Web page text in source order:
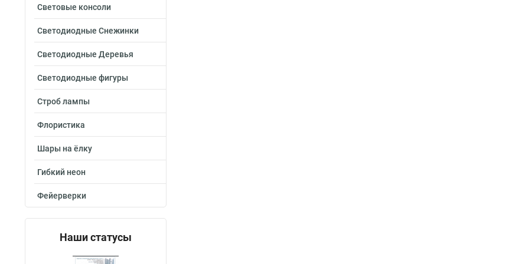
Световые консоли
Светодиодные Снежинки
Светодиодные Деревья
Светодиодные фигуры
Строб лампы
Флористика
Шары на ёлку
Гибкий неон
Фейерверки
Наши статусы